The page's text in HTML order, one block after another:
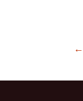
章
←